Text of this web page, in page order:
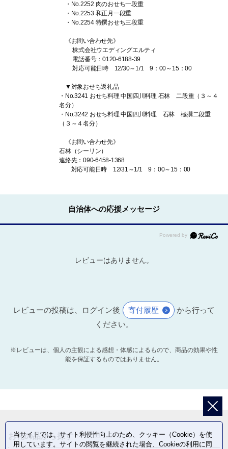
・No.2252 肉のおせち一段重
・No.2253 和正月一段重
・No.2254 特撰おせち三段重
《お問い合わせ先》
株式会社ウエディングエルティ
電話番号：0120-6188-39
対応可能日時 12/30～1/1 9：00～15：00
▼対象おせち返礼品
・No.3241 おせち料理 中国四川料理 石林 二段重（３～４
名分）
・No.3242 おせち料理 中国四川料理 石林 極撰二段重
（３～４名分）
《お問い合わせ先》
石林（シーリン）
連絡先：090-6458-1368
対応可能日時 12/31～1/1 9：00～15：00
自治体への応援メッセージ
レビューはありません。
レビューの投稿は、ログイン後 寄付履歴
から行って
ください。
※レビューは、個人の主観による感想・体感によるもので、商品の効果や性
能を保証するものではありません。
お礼の品から探す
当サイトでは、サイト利便性向上のため、クッキー（Cookie）を使
用しています。サイトの閲覧を継続された場合、Cookieの利用に同